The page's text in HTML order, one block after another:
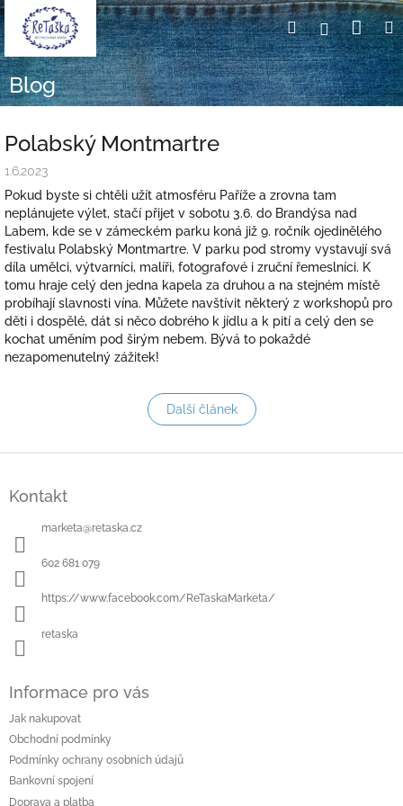
Přejít
na
obsah
HledatPřihlášení
Blog
Polabský Montmartre
1.6.2023
Pokud byste si chtěli užít atmosféru Paříže a zrovna tam
neplánujete výlet, stačí přijet v sobotu 3.6. do Brandýsa nad
Labem, kde se v zámeckém parku koná již 9. ročník ojedinělého
festivalu Polabský Montmartre. V parku pod stromy vystavují svá
díla umělci, výtvarníci, malíři, fotografové i zruční řemeslníci. K
tomu hraje celý den jedna kapela za druhou a na stejném místě
probíhají slavnosti vína. Můžete navštívit některý z workshopů pro
děti i dospělé, dát si něco dobrého k jídlu a k pití a celý den se
kochat uměním pod širým nebem. Bývá to pokaždé
nezapomenutelný zážitek!
Další článek
Kontakt
marketa@retaska.cz
602 681 079
https://www.facebook.com/ReTaskaMarketa/
retaska
Informace pro vás
Jak nakupovat
Obchodní podmínky
Podmínky ochrany osobních údajů
Bankovní spojení
Doprava a platba